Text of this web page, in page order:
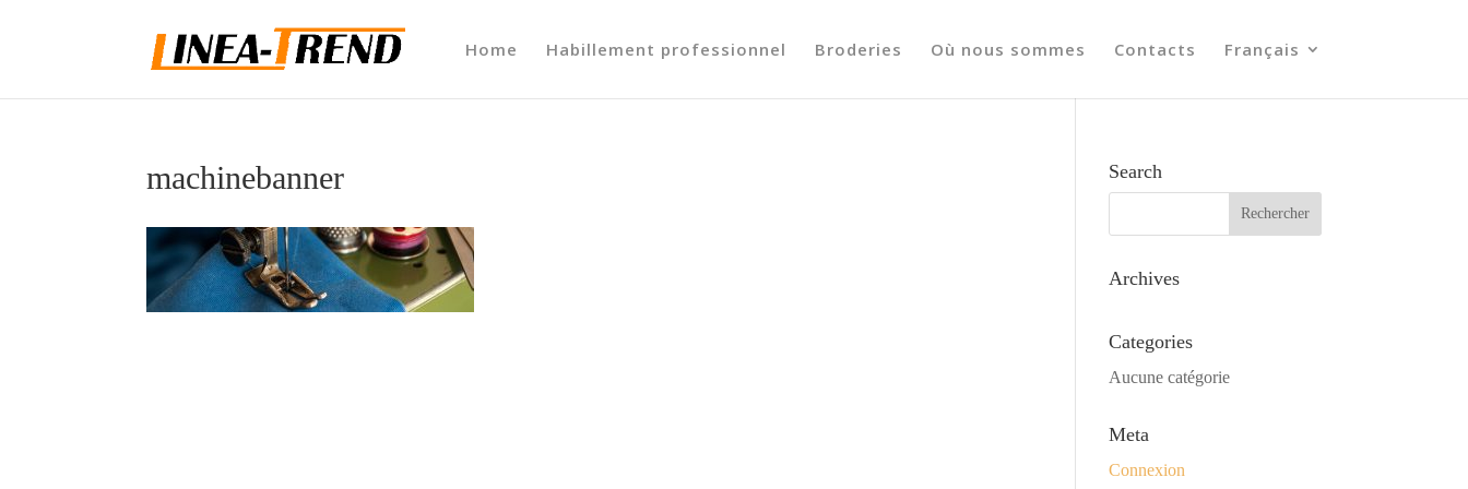
Home Habillement professionnel Broderies Où nous sommes Contacts Français
machinebanner Search
Archives
Categories
Aucune catégorie
Meta
Connexion